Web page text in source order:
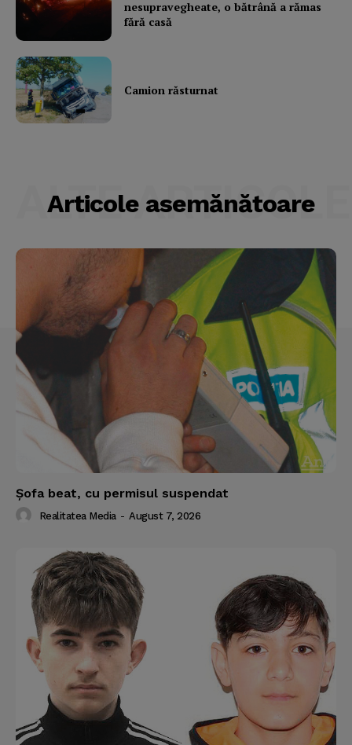
nesupravegheate, o bătrână a rămas
fără casă
Camion răsturnat
Articole asemănătoare
ALTE ARTICOLE
Şofa beat, cu permisul suspendat
Realitatea Media - August 7, 2026